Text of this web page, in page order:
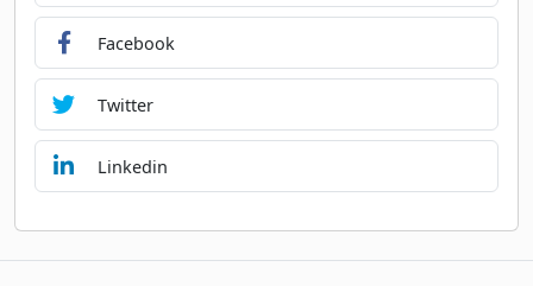
Facebook
Twitter
Linkedin